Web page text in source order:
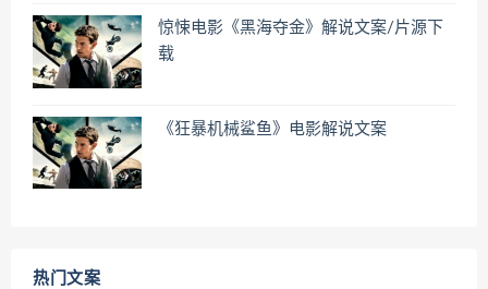
惊悚电影《黑海夺金》解说文案/片源下
载
《狂暴机械鲨鱼》电影解说文案
热门文案